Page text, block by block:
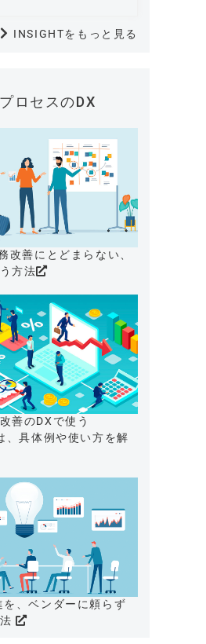
INSIGHTをもっと見る
ロセスのDX
改善にとどまらない、
方法
善のDXで使う
、具体例や使い方を解
を、ベンダーに頼らず